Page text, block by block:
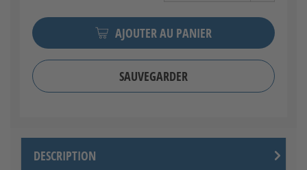
AJOUTER AU PANIER
SAUVEGARDER
DESCRIPTION